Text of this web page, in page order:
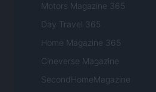
Motors Magazine 365
Day Travel 365
Home Magazine 365
Cineverse Magazine
SecondHomeMagazine